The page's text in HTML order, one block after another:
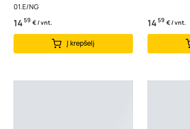
01.E/NG
1459 € / vnt.
Į krepšelį
1459 € / vnt.